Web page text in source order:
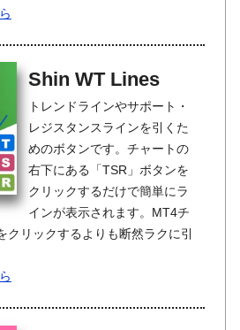
Shin WT Lines
トレンドラインやサポート・
レジスタンスラインを引くた
めのボタンです。チャートの
右下にある「TSR」ボタンを
クリックするだけで簡単にラ
インが表示されます。MT4チ
クリックするよりも断然ラクに引